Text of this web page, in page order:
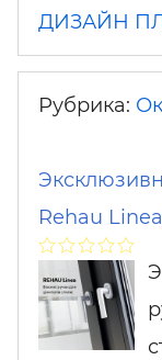
ДИЗАЙН
Рубрика:
Rehau